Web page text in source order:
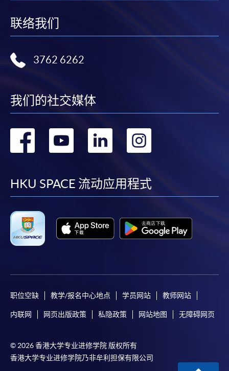
联络我们
3762 6262
我们的社交媒体
转
facebook
转
youtube
转
linkedin
转
HKU SPACE 流动应用程式
职位空缺 教学/报名中心地点 学员网站 教师网站
内联网 网页出版政策 私隐政策 网站地图 无障碍网页
© 2026 香港大学专业进修学院 版权所有
香港大学专业进修学院乃非牟利担保有限公司